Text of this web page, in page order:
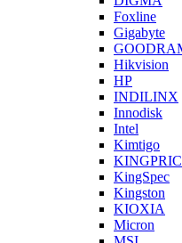
Foxline
Gigabyte
Hikvision
HP
INDILINX
Innodisk
Intel
Kimtigo
KingSpec
Kingston
KIOXIA
Micron